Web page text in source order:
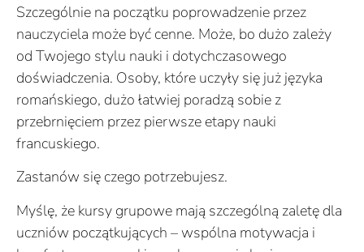
Szczególnie na początku poprowadzenie przez
nauczyciela może być cenne. Może, bo dużo zależy
od Twojego stylu nauki i dotychczasowego
doświadczenia. Osoby, które uczyły się już języka
romańskiego, dużo łatwiej poradzą sobie z
przebrnięciem przez pierwsze etapy nauki
francuskiego.
Zastanów się czego potrzebujesz.
Myślę, że kursy grupowe mają szczególną zaletę dla
uczniów początkujących – wspólna motywacja i